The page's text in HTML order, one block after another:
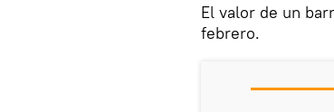
El valor de un
febrero.